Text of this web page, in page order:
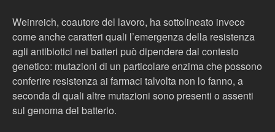
Weinreich, coautore del lavoro, ha sottolineato invece
come anche caratteri quali l’emergenza della resistenza
agli antibiotici nei batteri può dipendere dal contesto
genetico: mutazioni di un particolare enzima che possono
conferire resistenza ai farmaci talvolta non lo fanno, a
seconda di quali altre mutazioni sono presenti o assenti
sul genoma del batterio.